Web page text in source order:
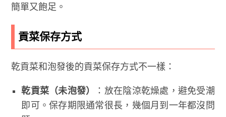
簡單又飽足。
貢菜保存方式
乾貢菜和泡發後的貢菜保存方式不一樣：
乾貢菜（未泡發）
：放在陰涼乾燥處，避免受潮
即可。保存期限通常很長，幾個月到一年都沒問